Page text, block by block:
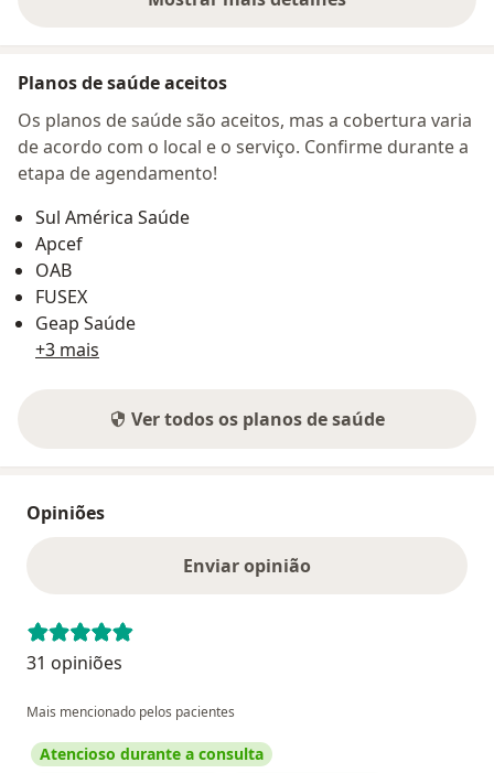
sobre o endereço
Planos de saúde aceitos
Os planos de saúde são aceitos, mas a cobertura varia
de acordo com o local e o serviço. Confirme durante a
etapa de agendamento!
Sul América Saúde
Apcef
OAB
FUSEX
Geap Saúde
+3 mais
Ver todos os planos de saúde
Opiniões
Enviar opinião
31 opiniões
Mais mencionado pelos pacientes
Atencioso durante a consulta